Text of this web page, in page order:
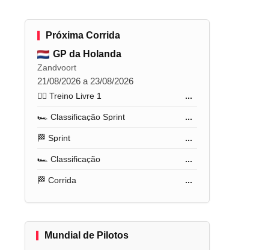
Próxima Corrida
GP da Holanda
Zandvoort
21/08/2026 a 23/08/2026
🏋️‍♂️ Treino Livre 1 ...
🏎️ Classificação Sprint ...
🏁 Sprint ...
🏎️ Classificação ...
🏁 Corrida ...
Mundial de Pilotos